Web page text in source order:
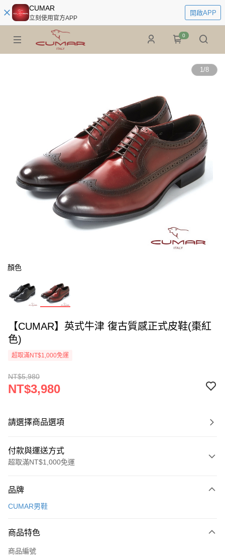
CUMAR
立刻使用官方APP
開啟APP
0
1/8
顏色
【CUMAR】英式牛津 復古質感正式皮鞋(棗紅
色)
超取滿NT$1,000免運
NT$5,980
NT$3,980
請選擇商品選項
付款與運送方式
超取滿NT$1,000免運
信用卡一次付款
LINE Pay
Apple Pay
品牌
CUMAR男鞋
商品特色
商品編號